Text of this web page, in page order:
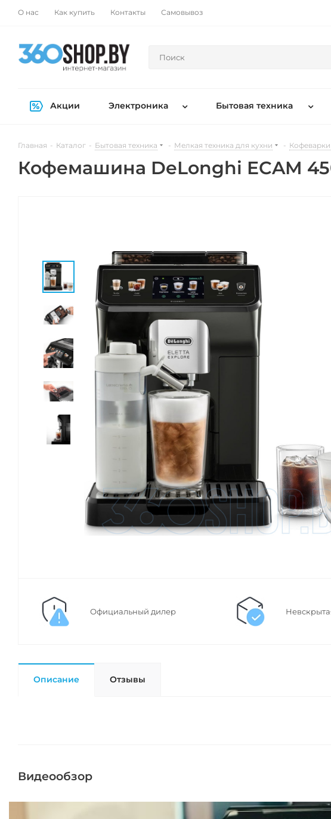
О нас Как купить Контакты Самовывоз
Акции Электроника Бытовая техника
Главная - Каталог - Бытовая техника - Мелкая техника для кухни -
Кофемашина DeLonghi ECAM
Официальный дилер
Описание Отзывы
Видеообзор